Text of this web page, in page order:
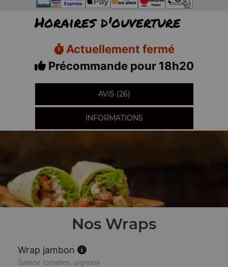
Horaires d'ouverture
Actuellement fermé
Précommande pour 18h20
AVIS (26)
INFORMATIONS
Nos Wraps
Wrap jambon
Salade tomates, oignons